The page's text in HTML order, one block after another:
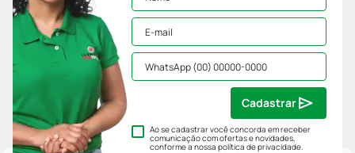
Ao se cadastrar você concorda em receber
comunicação com ofertas e novidades,
conforme a nossapolítica de privacidade.
Cadastrar